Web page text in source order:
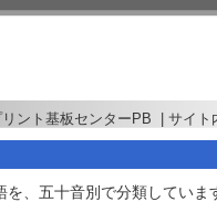
、五十音別で分類していま
リント基板センターPB | サイト